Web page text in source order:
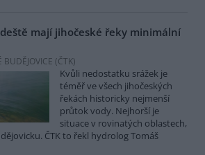
mají jihočeské řeky minimální
(ČTK)
Kvůli nedostatku srážek je
téměř ve všech jihočeských
řekách historicky nejmenší
průtok vody. Nejhorší je
situace v rovinatých oblastech,
ČTK to řekl hydrolog Tomáš